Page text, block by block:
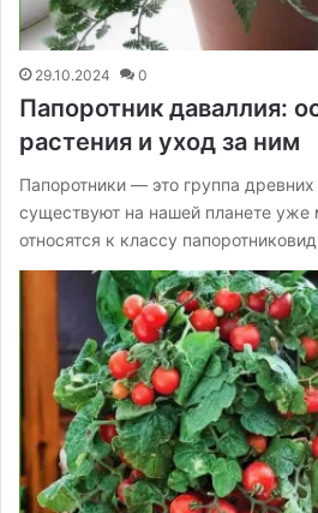
29.10.2024 0
Папоротник даваллия:
растения и уход за ним
Папоротники — это группа
существуют на нашей планете уже
относятся к классу